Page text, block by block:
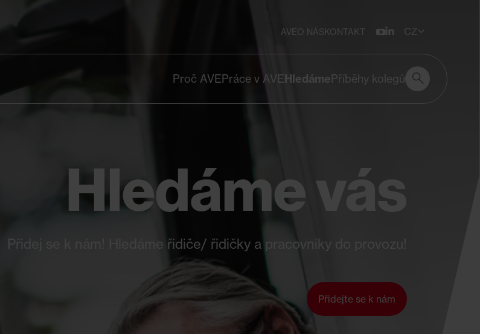
AVEO NÁSKONTAKT CZ
Proč AVEPráce v AVEHledámePříběhy kolegů Vyhledávání
Vyhledávání
Hledáme vás
Přidej se k nám! Hledáme řidiče/ řidičky a pracovníky do provozu!
Přidejte se k nám